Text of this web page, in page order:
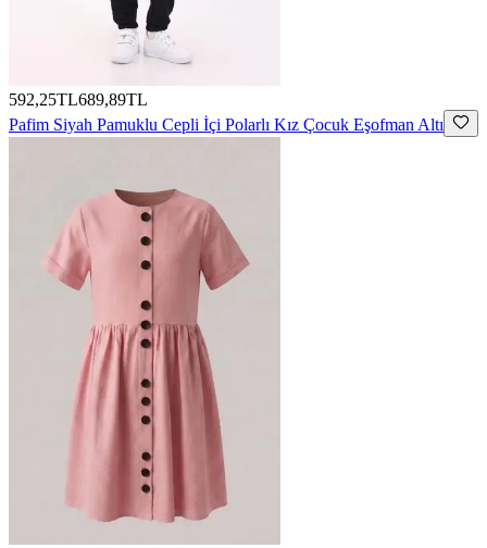
592,25TL689,89TL
Pafim Siyah Pamuklu Cepli İçi Polarlı Kız Çocuk Eşofman Altı